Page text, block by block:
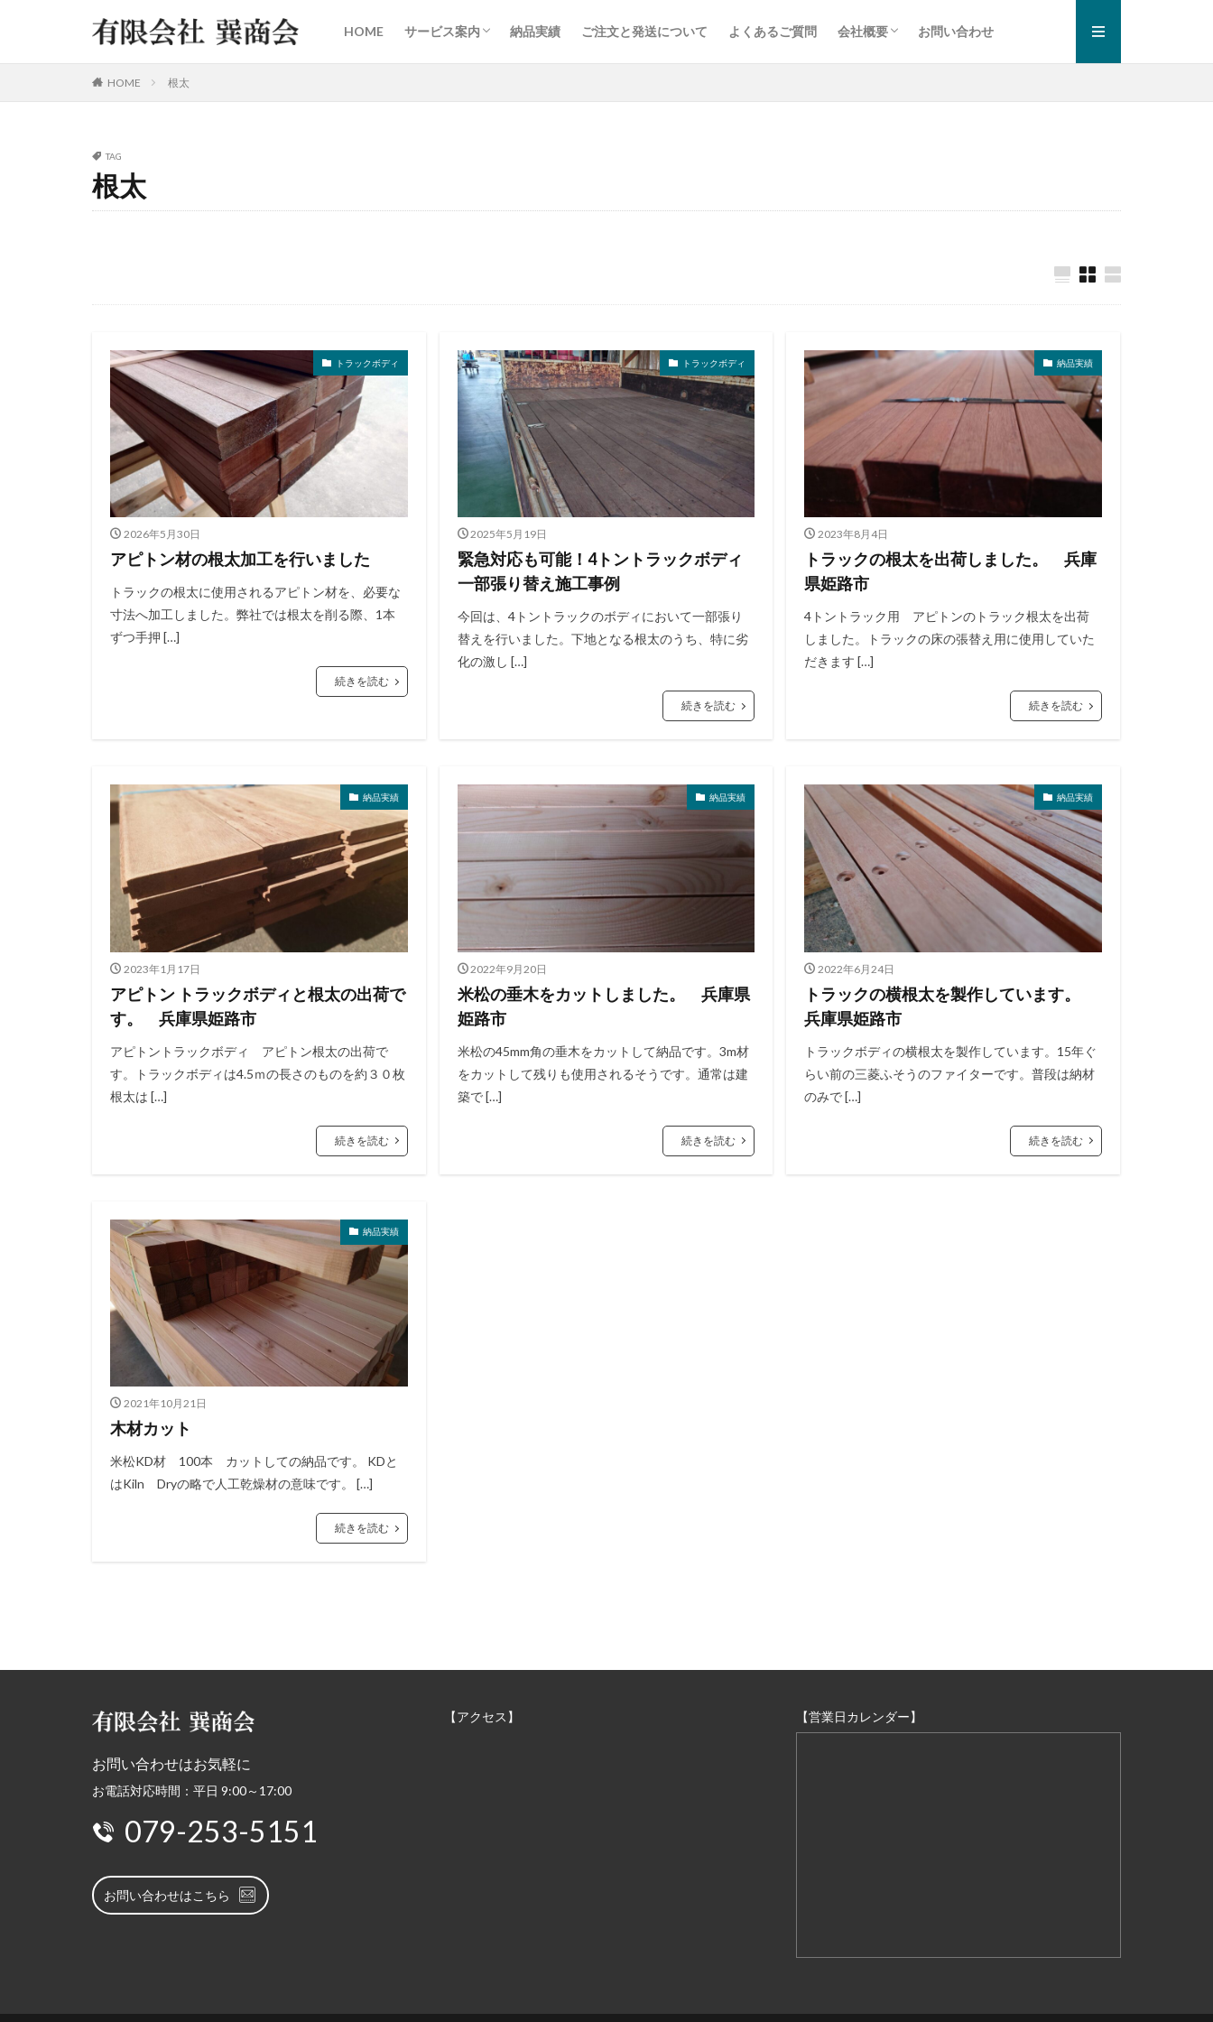
HOME サービス案内 納品実績 ご注文と発送について よくあるご質問 会社概要 お問い合わせ
HOME 根太
TAG
根太
トラックボディ
2026年5月30日
アピトン材の根太加工を行いました
トラックの根太に使用されるアピトン材を、必要な
寸法へ加工しました。弊社では根太を削る際、1本
ずつ手押 […]
続きを読む
トラックボディ
2025年5月19日
緊急対応も可能！4トントラックボディ
一部張り替え施工事例
今回は、4トントラックのボディにおいて一部張り
替えを行いました。下地となる根太のうち、特に劣
化の激し […]
続きを読む
納品実績
2023年8月4日
トラックの根太を出荷しました。 兵庫
県姫路市
4トントラック用 アピトンのトラック根太を出荷
しました。トラックの床の張替え用に使用していた
だきます […]
続きを読む
納品実績
2023年1月17日
アピトン トラックボディと根太の出荷で
す。 兵庫県姫路市
アピトントラックボディ アピトン根太の出荷で
す。トラックボディは4.5ｍの長さのものを約３０枚
根太は […]
続きを読む
納品実績
2022年9月20日
米松の垂木をカットしました。 兵庫県
姫路市
米松の45mm角の垂木をカットして納品です。3m材
をカットして残りも使用されるそうです。通常は建
築で […]
続きを読む
納品実績
2022年6月24日
トラックの横根太を製作しています。
兵庫県姫路市
トラックボディの横根太を製作しています。15年ぐ
らい前の三菱ふそうのファイターです。普段は納材
のみで […]
続きを読む
納品実績
2021年10月21日
木材カット
米松KD材 100本 カットしての納品です。 KDと
はKiln Dryの略で人工乾燥材の意味です。 […]
続きを読む
お問い合わせはお気軽に
お電話対応時間：平日 9:00～17:00
079-253-5151
お問い合わせはこちら
【アクセス】 【営業日カレンダー】